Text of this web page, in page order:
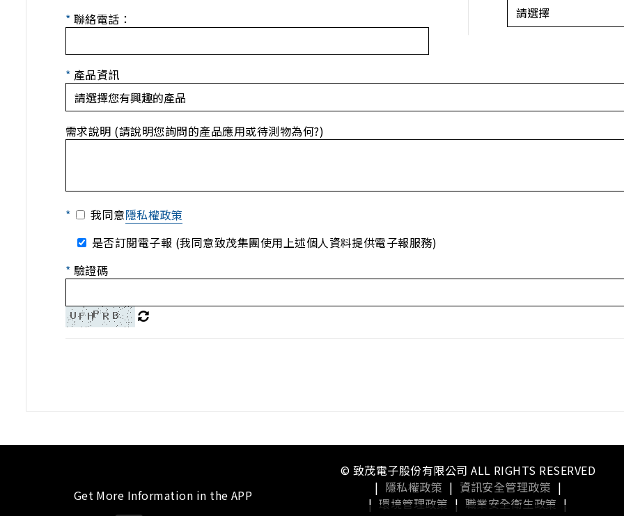
* 聯絡電話：
* 產品資訊
需求說明 (請說明您詢問的產品應用或待測物為何?)
* 我同意隱私權政策
是否訂閱電子報 (我同意致茂集團使用上述個人資料提供電子報服務)
* 驗證碼
Get More Information in the APP
© 致茂電子股份有限公司 ALL RIGHTS RESERVED
| 隱私權政策 | 資訊安全管理政策 |
| 環境管理政策 | 職業安全衛生政策 |